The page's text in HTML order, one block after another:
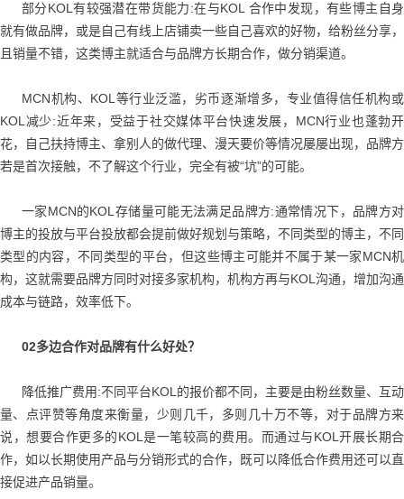
部分KOL有较强潜在带货能力:在与KOL 合作中发现，有些博主自身
就有做品牌，或是自己有线上店铺卖一些自己喜欢的好物，给粉丝分享，
且销量不错，这类博主就适合与品牌方长期合作，做分销渠道。
MCN机构、KOL等行业泛滥，劣币逐渐增多，专业值得信任机构或
KOL减少:近年来，受益于社交媒体平台快速发展，MCN行业也蓬勃开
花，自己扶持博主、拿别人的做代理、漫天要价等情况屡屡出现，品牌方
若是首次接触，不了解这个行业，完全有被“坑”的可能。
一家MCN的KOL存储量可能无法满足品牌方:通常情况下，品牌方对
博主的投放与平台投放都会提前做好规划与策略，不同类型的博主，不同
类型的内容，不同类型的平台，但这些博主可能并不属于某一家MCN机
构，这就需要品牌方同时对接多家机构，机构方再与KOL沟通，增加沟通
成本与链路，效率低下。
02多边合作对品牌有什么好处？
降低推广费用:不同平台KOL的报价都不同，主要是由粉丝数量、互动
量、点评赞等角度来衡量，少则几千，多则几十万不等，对于品牌方来
说，想要合作更多的KOL是一笔较高的费用。而通过与KOL开展长期合
作，如以长期使用产品与分销形式的合作，既可以降低合作费用还可以直
接促进产品销量。